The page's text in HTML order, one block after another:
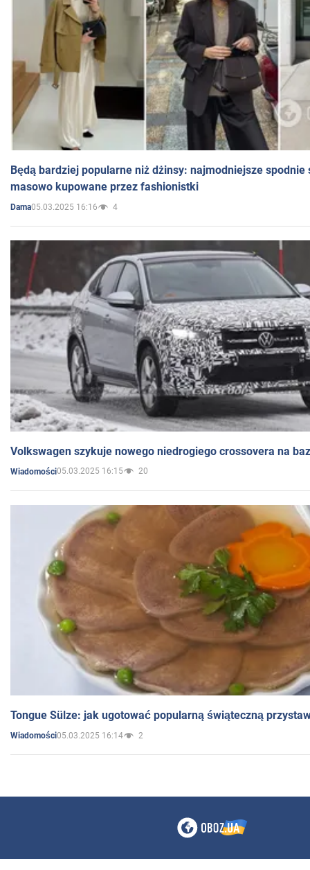
Będą bardziej popularne niż dżinsy: najmodniejsze spodnie
masowo kupowane przez fashionistki
Dama05.03.2025 16:16 4
Volkswagen szykuje nowego niedrogiego crossovera na
Wiadomości05.03.2025 16:15 20
Tongue Sülze: jak ugotować popularną świąteczną
Wiadomości05.03.2025 16:14 2